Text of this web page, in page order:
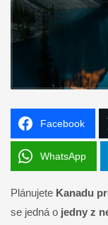
Facebook
WhatsApp
Plánujete Kanadu
se jedná o jedny z